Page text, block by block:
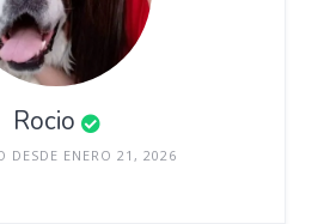
Rocio
DESDE ENERO 21, 2026